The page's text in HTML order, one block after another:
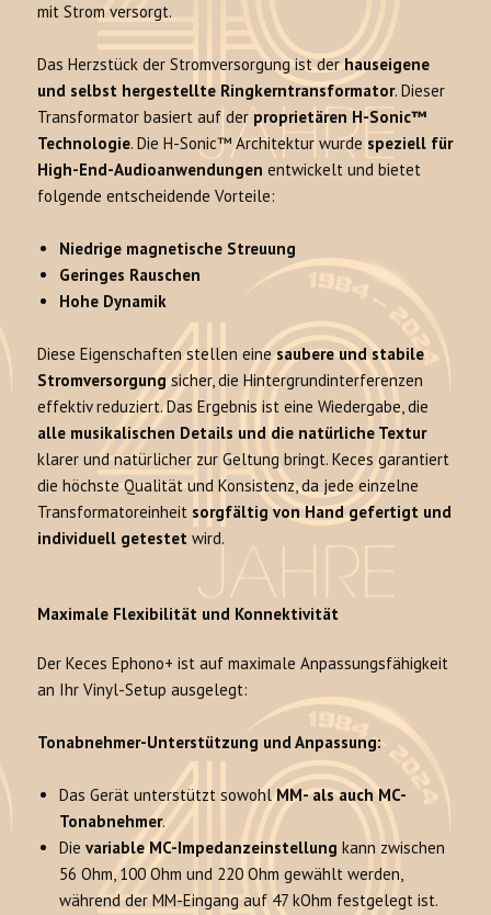
mit Strom versorgt.
Das Herzstück der Stromversorgung ist derhauseigene
und selbst hergestellte Ringkerntransformator. Dieser
Transformator basiert auf der proprietären H-Sonic™
Technologie. Die H-Sonic™ Architektur wurde speziell für
High-End-Audioanwendungen entwickelt und bietet
folgende entscheidende Vorteile:
Niedrige magnetische Streuung
Geringes Rauschen
Hohe Dynamik
Diese Eigenschaften stellen einesaubere und stabile
Stromversorgung sicher, die Hintergrundinterferenzen
effektiv reduziert. Das Ergebnis ist eine Wiedergabe, die
alle musikalischen Details und die natürliche Textur
klarer und natürlicher zur Geltung bringt. Keces garantiert
die höchste Qualität und Konsistenz, da jede einzelne
Transformatoreinheit sorgfältig von Hand gefertigt und
individuell getestet wird.
Maximale Flexibilität und Konnektivität
Der Keces Ephono+ ist auf maximale Anpassungsfähigkeit
an Ihr Vinyl-Setup ausgelegt:
Tonabnehmer-Unterstützung und Anpassung:
Das Gerät unterstützt sowohlMM- als auch MC-
Tonabnehmer.
Dievariable MC-Impedanzeinstellung kann zwischen
56 Ohm, 100 Ohm und 220 Ohm gewählt werden,
während der MM-Eingang auf 47 kOhm festgelegt ist.